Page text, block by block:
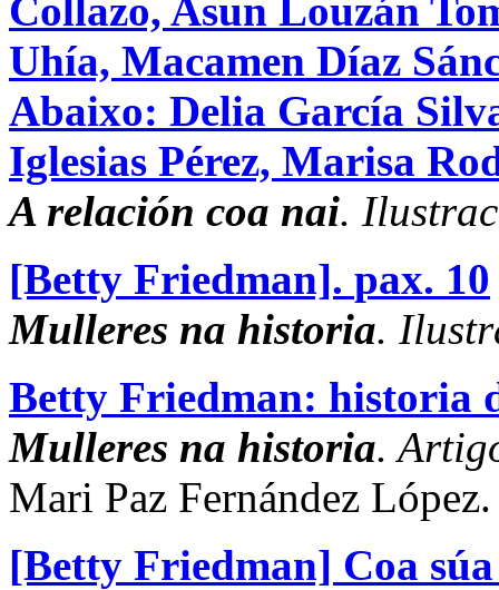
Collazo, Asun Louzán
Uhía, Macamen Díaz
Abaixo: Delia García
Iglesias Pérez, Marisa
A relación coa nai.
[Betty Friedman]. pax. 10
Mulleres na historia.
Betty Friedman: historia
Mulleres na historia.
Mari Paz Fernández
[Betty Friedman] Coa